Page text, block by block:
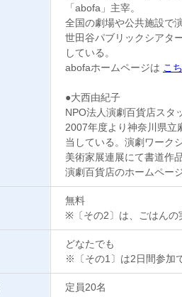
「abofa」主宰。
全国の劇場や公共施設で
世田谷パブリックシアタ
している。
abofaホームページは こ
●大西由紀子
NPO法人演劇百貨店スタ
2007年度より神奈川県立
当している。演劇ワーク
美術家展連展にて書道作
演劇百貨店のホームペー
無料
※〔その2〕は、ごはんの
どなたでも
※〔その1〕は2日間参加
定員20名